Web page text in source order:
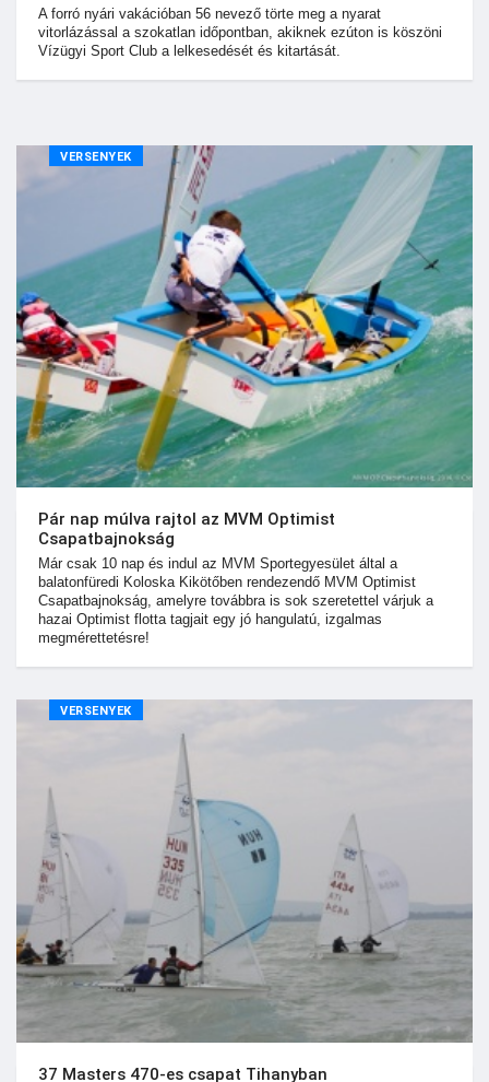
A forró nyári vakációban 56 nevező törte meg a nyarat
vitorlázással a szokatlan időpontban, akiknek ezúton is köszöni
Vízügyi Sport Club a lelkesedését és kitartását.
VERSENYEK
Pár nap múlva rajtol az MVM Optimist
Csapatbajnokság
Már csak 10 nap és indul az MVM Sportegyesület által a
balatonfüredi Koloska Kikötőben rendezendő MVM Optimist
Csapatbajnokság, amelyre továbbra is sok szeretettel várjuk a
hazai Optimist flotta tagjait egy jó hangulatú, izgalmas
megmérettetésre!
VERSENYEK
37 Masters 470-es csapat Tihanyban